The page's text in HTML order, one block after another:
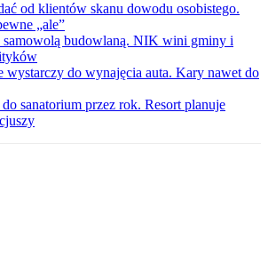
od klientów skanu dowodu osobistego.
„ale”
samowolą budowlaną. NIK wini gminy i
wystarczy do wynajęcia auta. Kary nawet do
sanatorium przez rok. Resort planuje